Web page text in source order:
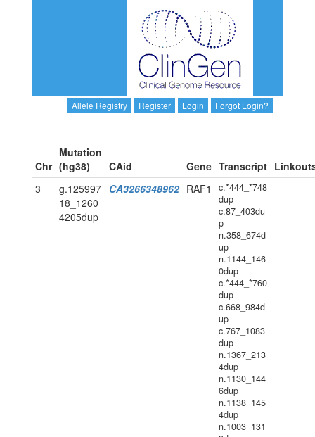
Allele Registry Register Login Forgot Login?
Chr
Mutation
(hg38)
CAid Gene Transcript
3
g.125997
18_1260
4205dup
CA3266348962 RAF1
c.*444_*748
dup
c.87_403du
p
n.358_674d
up
n.1144_146
0dup
c.*444_*760
dup
c.668_984d
up
c.767_1083
dup
n.1367_213
4dup
n.1130_144
6dup
n.1138_145
4dup
n.1003_131